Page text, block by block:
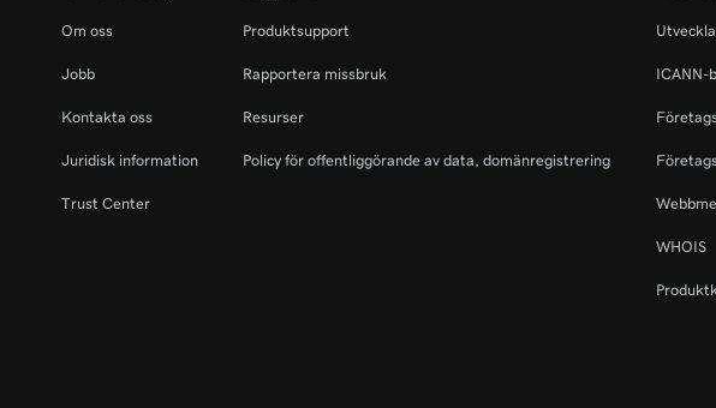
Om oss
Jobb
Kontakta oss
Juridisk information
Trust Center
Produktsupport
Rapportera missbruk
Resurser
Policy för offentliggörande av data, domänregistrering
ICANN-
WHOIS